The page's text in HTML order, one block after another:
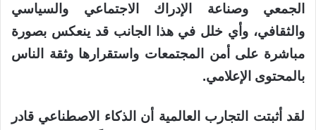
الجمعي وصناعة الإدراك الاجتماعي والسياسي
والثقافي، وأي خلل في هذا الجانب قد ينعكس بصورة
مباشرة على أمن المجتمعات واستقرارها وثقة الناس
بالمحتوى الإعلامي.
لقد أثبتت التجارب العالمية أن الذكاء الاصطناعي قادر